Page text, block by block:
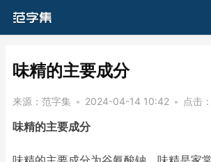
​味精的主要成分
来源： 范字集 • 2024-04-14 10:42 • 点击：
味精的主要成分